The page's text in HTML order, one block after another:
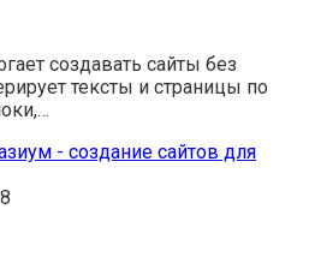
создавать сайты без
тексты и страницы по